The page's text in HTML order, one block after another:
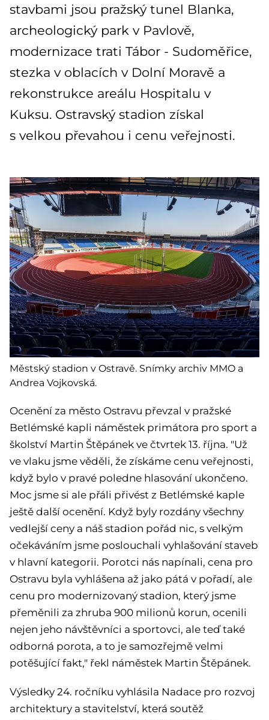
stavbami jsou pražský tunel Blanka,
archeologický park v Pavlově,
modernizace trati Tábor - Sudoměřice,
stezka v oblacích v Dolní Moravě a
rekonstrukce areálu Hospitalu v
Kuksu. Ostravský stadion získal
s velkou převahou i cenu veřejnosti.
Městský stadion v Ostravě. Snímky archiv MMO a
Andrea Vojkovská.
Ocenění za město Ostravu převzal v pražské
Betlémské kapli náměstek primátora pro sport a
školství Martin Štěpánek ve čtvrtek 13. října. "Už
ve vlaku jsme věděli, že získáme cenu veřejnosti,
když bylo v pravé poledne hlasování ukončeno.
Moc jsme si ale přáli přivést z Betlémské kaple
ještě další ocenění. Když byly rozdány všechny
vedlejší ceny a náš stadion pořád nic, s velkým
očekáváním jsme poslouchali vyhlašování staveb
v hlavní kategorii. Porotci nás napínali, cena pro
Ostravu byla vyhlášena až jako pátá v pořadí, ale
cenu pro modernizovaný stadion, který jsme
přeměnili za zhruba 900 milionů korun, ocenili
nejen jeho návštěvníci a sportovci, ale teď také
odborná porota, a to je samozřejmě velmi
potěšující fakt," řekl náměstek Martin Štěpánek.
Výsledky 24. ročníku vyhlásila Nadace pro rozvoj
architektury a stavitelství, která soutěž